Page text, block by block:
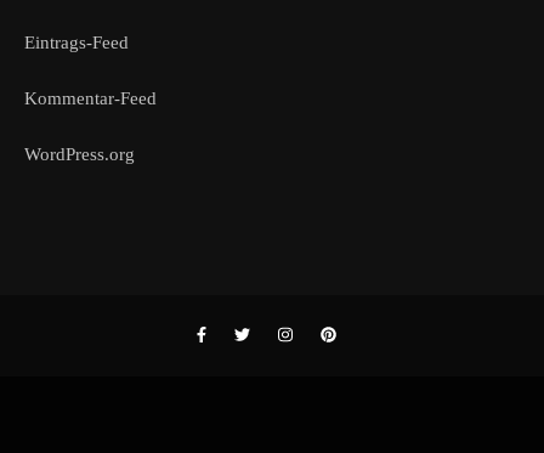
Eintrags-Feed
Kommentar-Feed
WordPress.org